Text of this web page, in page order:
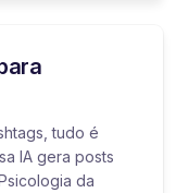
tudo é
IA gera posts
da